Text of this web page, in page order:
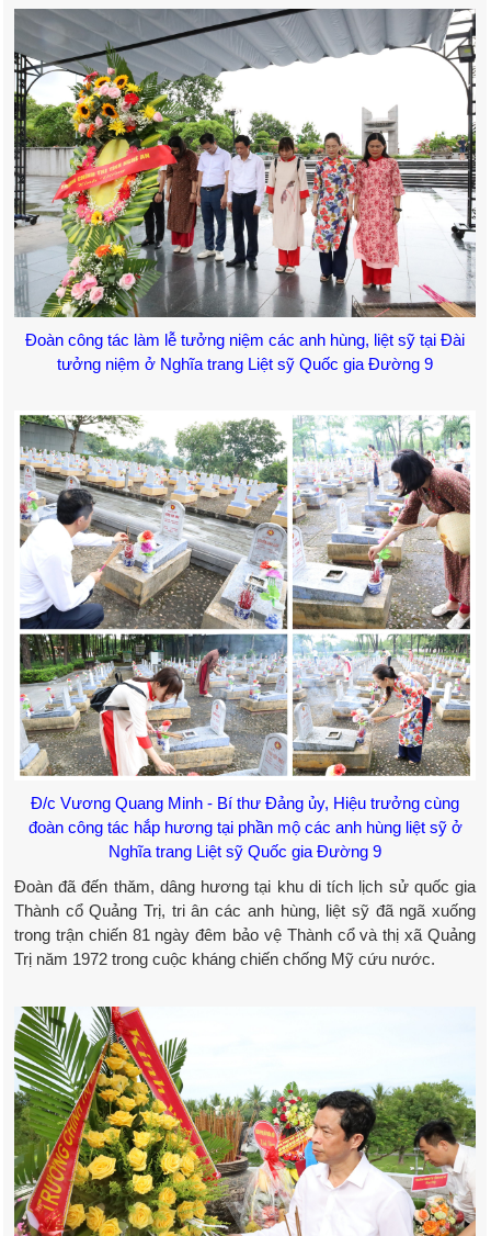
Đoàn công tác làm lễ tưởng niệm các anh hùng, liệt sỹ tại Đài
tưởng niệm ở Nghĩa trang Liệt sỹ Quốc gia Đường 9
Đ/c Vương Quang Minh - Bí thư Đảng ủy, Hiệu trưởng cùng
đoàn công tác hắp hương tại phần mộ các anh hùng liệt sỹ ở
Nghĩa trang Liệt sỹ Quốc gia Đường 9
Đoàn đã đến thăm, dâng hương tại khu di tích lịch sử quốc gia
Thành cổ Quảng Trị, tri ân các anh hùng, liệt sỹ đã ngã xuống
trong trận chiến 81 ngày đêm bảo vệ Thành cổ và thị xã Quảng
Trị năm 1972 trong cuộc kháng chiến chống Mỹ cứu nước.